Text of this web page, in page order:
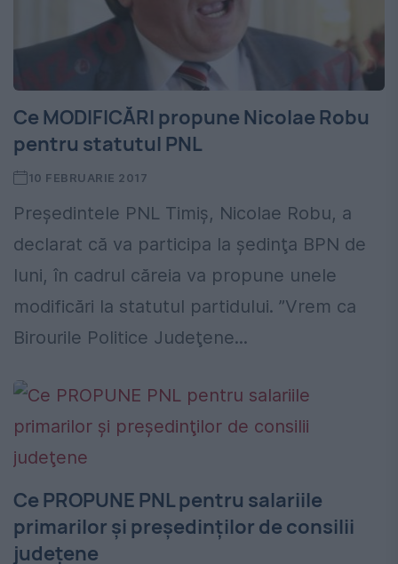
Ce MODIFICĂRI propune Nicolae Robu
pentru statutul PNL
10 FEBRUARIE 2017
Preşedintele PNL Timiş, Nicolae Robu, a
declarat că va participa la şedinţa BPN de
luni, în cadrul căreia va propune unele
modificări la statutul partidului. ”Vrem ca
Birourile Politice Judeţene...
Ce PROPUNE PNL pentru salariile
primarilor şi preşedinţilor de consilii
judeţene